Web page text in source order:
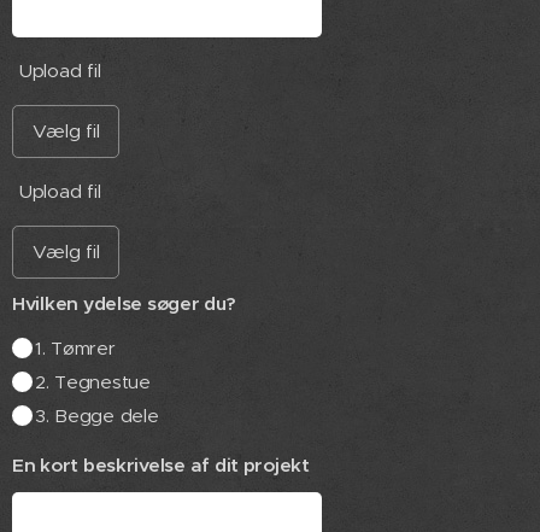
Upload fil
Vælg fil
Upload fil
Vælg fil
Hvilken ydelse søger du?
1. Tømrer
2. Tegnestue
3. Begge dele
En kort beskrivelse af dit projekt